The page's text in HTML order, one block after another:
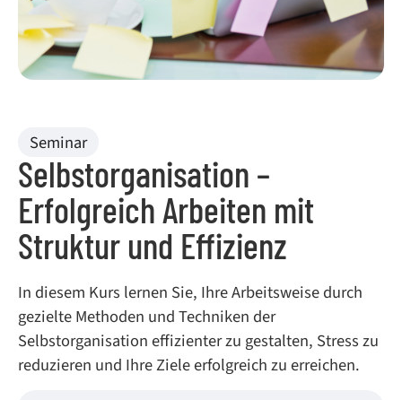
Seminar
Selbstorganisation –
Erfolgreich Arbeiten mit
Struktur und Effizienz
In diesem Kurs lernen Sie, Ihre Arbeitsweise durch
gezielte Methoden und Techniken der
Selbstorganisation effizienter zu gestalten, Stress zu
reduzieren und Ihre Ziele erfolgreich zu erreichen.